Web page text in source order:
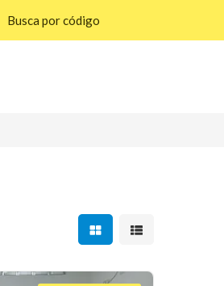
Mostrar resultados em
Mostrar